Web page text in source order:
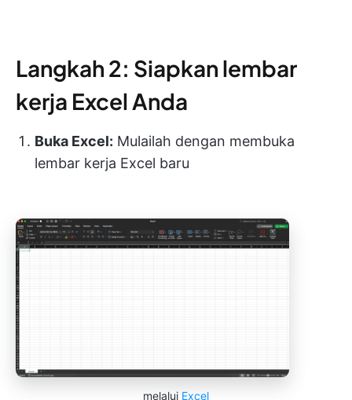
Langkah 2: Siapkan lembar
kerja Excel Anda
Buka Excel: Mulailah dengan membuka
lembar kerja Excel baru
melalui Excel